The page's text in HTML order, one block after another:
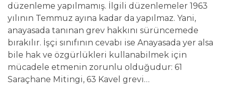
düzenleme yapılmamış. İlgili düzenlemeler 1963
yılının Temmuz ayına kadar da yapılmaz. Yani,
anayasada tanınan grev hakkını sürüncemede
bırakılır. İşçi sınıfının cevabı ise Anayasada yer alsa
bile hak ve özgürlükleri kullanabilmek için
mücadele etmenin zorunlu olduğudur: 61
Saraçhane Mitingi, 63 Kavel grevi…